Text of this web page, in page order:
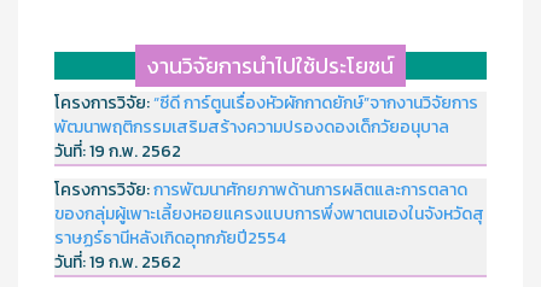
งานวิจัยการนำไปใช้ประโยชน์
โครงการวิจัย:“ซีดี การ์ตูนเรื่องหัวผักกาดยักษ์”จากงานวิจัยการ
พัฒนาพฤติกรรมเสริมสร้างความปรองดองเด็กวัยอนุบาล
วันที่:19 ก.พ. 2562
โครงการวิจัย:การพัฒนาศักยภาพด้านการผลิตและการตลาด
ของกลุ่มผู้เพาะเลี้ยงหอยแครงแบบการพึ่งพาตนเองในจังหวัดสุ
ราษฏร์ธานีหลังเกิดอุทกภัยปี2554
วันที่:19 ก.พ. 2562